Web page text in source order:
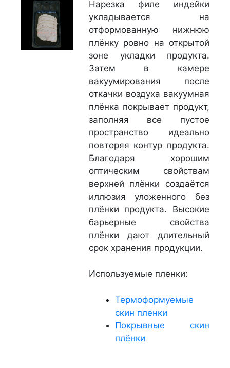
Нарезка филе индейки
укладывается на
отформованную нижнюю
плёнку ровно на открытой
зоне укладки продукта.
Затем в камере
вакуумирования после
откачки воздуха вакуумная
плёнка покрывает продукт,
заполняя все пустое
пространство идеально
повторяя контур продукта.
Благодаря хорошим
оптическим свойствам
верхней плёнки создаётся
иллюзия уложенного без
плёнки продукта. Высокие
барьерные свойства
плёнки дают длительный
срок хранения продукции.
Используемые пленки:
Термоформуемые
скин пленки
Покрывные скин
плёнки